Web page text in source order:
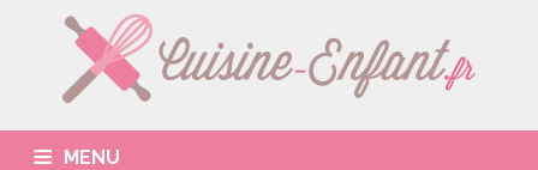
MENU